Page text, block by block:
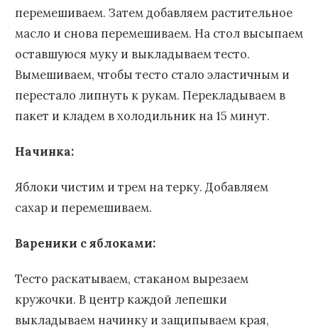
перемешиваем. Затем добавляем растительное
масло и снова перемешиваем. На стол высыпаем
оставшуюся муку и выкладываем тесто.
Вымешиваем, чтобы тесто стало эластичным и
перестало липнуть к рукам. Перекладываем в
пакет и кладем в холодильник на 15 минут.
Начинка:
Яблоки чистим и трем на терку. Добавляем
сахар и перемешиваем.
Вареники с яблоками:
Тесто раскатываем, стаканом вырезаем
кружочки. В центр каждой лепешки
выкладываем начинку и защипываем края,